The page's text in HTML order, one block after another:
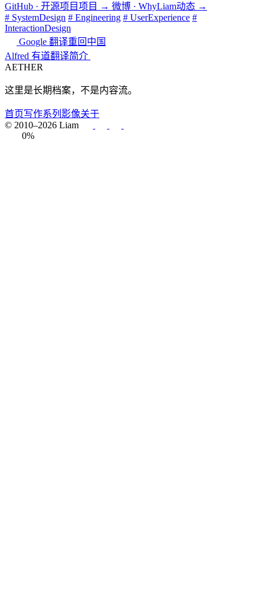
GitHub · 开源项目项目 → 微博 · WhyLiam动态 →
# SystemDesign # Engineering # UserExperience #
InteractionDesign
Google 翻译重回中国
Alfred 有道翻译简介
AETHER
这里是长期档案，不是内容流。
首页写作系列 影像关于
© 2010–2026 Liam
0%